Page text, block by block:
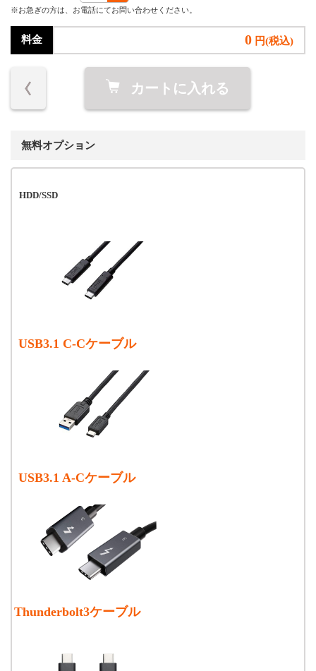
※お急ぎの方は、お電話にてお問い合わせください。
料金 0 円(税込)
カートに入れる
無料オプション
HDD/SSD
USB3.1 C-Cケーブル
USB3.1 A-Cケーブル
Thunderbolt3ケーブル